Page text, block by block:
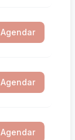
Agendar
Agendar
Agendar